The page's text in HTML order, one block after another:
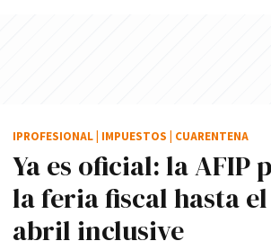
Ya es oficial: la AFIP
la feria fiscal hasta
abril inclusive
IPROFESIONAL IMPUESTOS CUARENTENA